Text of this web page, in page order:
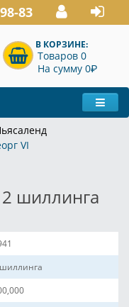
83
В КОРЗИНЕ:
Товаров 0
На сумму 0P
VI
шиллинга